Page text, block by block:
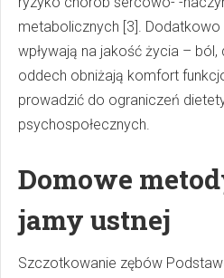
metabolicznych [3].
wpływają na jakość życia –
oddech obniżają komfort
prowadzić do ograniczeń
psychospołecznych.
Domowe
jamy ustnej
Szczotkowanie zębów